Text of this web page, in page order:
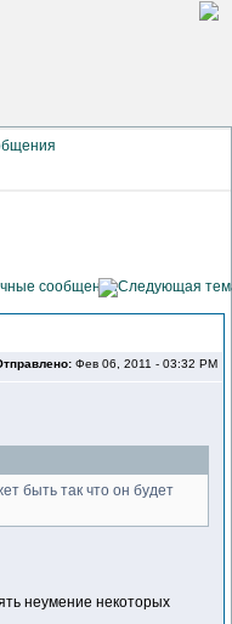
Фев 06, 2011 - 03:32 PM
быть так что он будет
неумение некоторых